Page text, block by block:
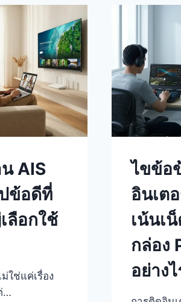
AIS
ข้อดีที่
ลือกใช้
ใช่แค่เรื่อง
…
ไขข้อ
อินเต
เน้นเ
กล่อง
อย่าง